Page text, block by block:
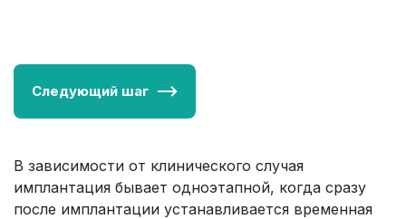
Следующий шаг
В зависимости от клинического случая
имплантация бывает одноэтапной, когда сразу
после имплантации устанавливается временная